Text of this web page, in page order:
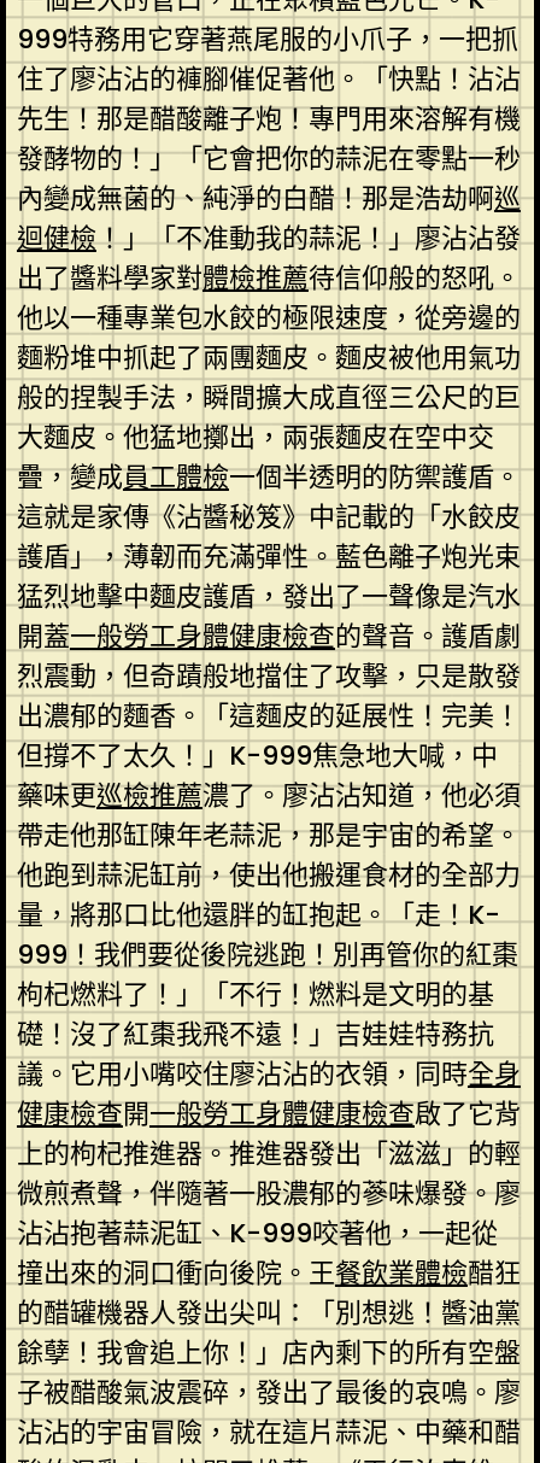
999特務用它穿著燕尾服的小爪子，一把抓
住了廖沾沾的褲腳催促著他。「快點！沾沾
先生！那是醋酸離子炮！專門用來溶解有機
發酵物的！」「它會把你的蒜泥在零點一秒
內變成無菌的、純淨的白醋！那是浩劫啊巡
迴健檢！」「不准動我的蒜泥！」廖沾沾發
出了醬料學家對體檢推薦待信仰般的怒吼。
他以一種專業包水餃的極限速度，從旁邊的
麵粉堆中抓起了兩團麵皮。麵皮被他用氣功
般的捏製手法，瞬間擴大成直徑三公尺的巨
大麵皮。他猛地擲出，兩張麵皮在空中交
疊，變成員工體檢一個半透明的防禦護盾。
這就是家傳《沾醬秘笈》中記載的「水餃皮
護盾」，薄韌而充滿彈性。藍色離子炮光束
猛烈地擊中麵皮護盾，發出了一聲像是汽水
開蓋一般勞工身體健康檢查的聲音。護盾劇
烈震動，但奇蹟般地擋住了攻擊，只是散發
出濃郁的麵香。「這麵皮的延展性！完美！
但撐不了太久！」K-999焦急地大喊，中
藥味更巡檢推薦濃了。廖沾沾知道，他必須
帶走他那缸陳年老蒜泥，那是宇宙的希望。
他跑到蒜泥缸前，使出他搬運食材的全部力
量，將那口比他還胖的缸抱起。「走！K-
999！我們要從後院逃跑！別再管你的紅棗
枸杞燃料了！」「不行！燃料是文明的基
礎！沒了紅棗我飛不遠！」吉娃娃特務抗
議。它用小嘴咬住廖沾沾的衣領，同時全身
健康檢查開一般勞工身體健康檢查啟了它背
上的枸杞推進器。推進器發出「滋滋」的輕
微煎煮聲，伴隨著一股濃郁的蔘味爆發。廖
沾沾抱著蒜泥缸、K-999咬著他，一起從
撞出來的洞口衝向後院。王餐飲業體檢醋狂
的醋罐機器人發出尖叫：「別想逃！醬油黨
餘孽！我會追上你！」店內剩下的所有空盤
子被醋酸氣波震碎，發出了最後的哀鳴。廖
沾沾的宇宙冒險，就在這片蒜泥、中藥和醋